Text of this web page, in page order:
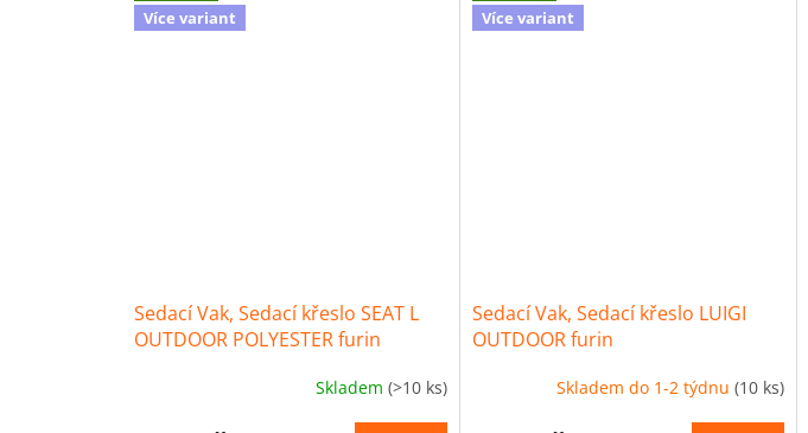
Více variant
Sedací Vak, Sedací křeslo SEAT L
OUTDOOR POLYESTER furin
Skladem (>10 ks)
Více variant
Sedací Vak, Sedací křeslo LUIGI
OUTDOOR furin
Skladem do 1-2 týdnu (10 ks)